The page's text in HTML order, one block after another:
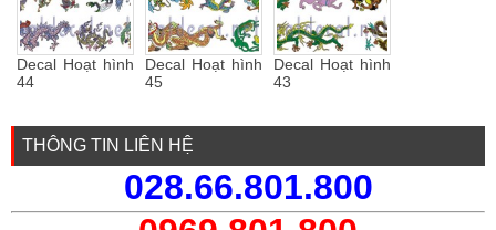
Decal Hoạt hình
44
Decal Hoạt hình
45
Decal Hoạt hình
43
THÔNG TIN LIÊN HỆ
028.66.801.800